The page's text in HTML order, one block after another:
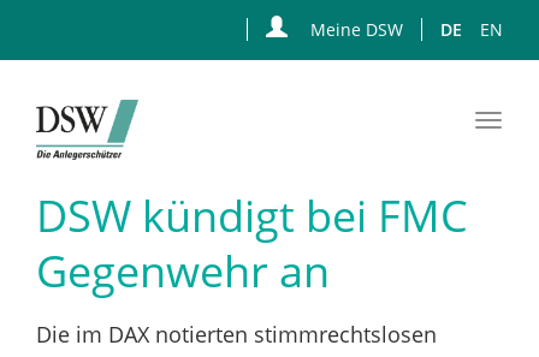
Hauptinhalt
springen
Meine DSW DE EN
DSW kündigt bei FMC
Gegenwehr an
Die im DAX notierten stimmrechtslosen